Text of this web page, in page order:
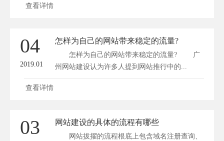
查看详情
04
2019.01
怎样为自己的网站带来稳定的流量?
怎样为自己的网站带来稳定的流量? 广
州网站建设认为许多人提到网站推行中的...
查看详情
03 网站建设的具体的流程有哪些
网站拔擢的流程根底上包含域名注册查询、